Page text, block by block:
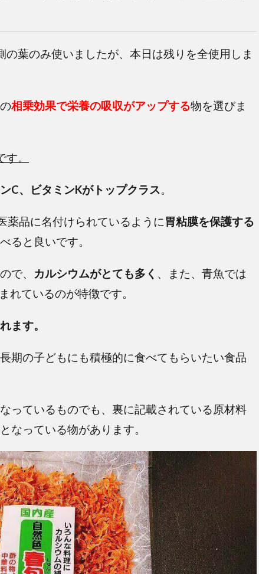
葉のみ使いましたが、本日は残りを全使用しま
相乗効果で栄養の吸収がアップする物を選びま
。
C、ビタミンKがトップクラス。
薬品に名付けられているように胃粘膜を保護する
ると良いです。
で、 カルシウムがとても多く 、また、青魚では
れているのが特徴です。
ます。
期の子どもにも積極的に食べてもらいたい食品
っているものでも、裏に記載されている原材料
なっている物があります。